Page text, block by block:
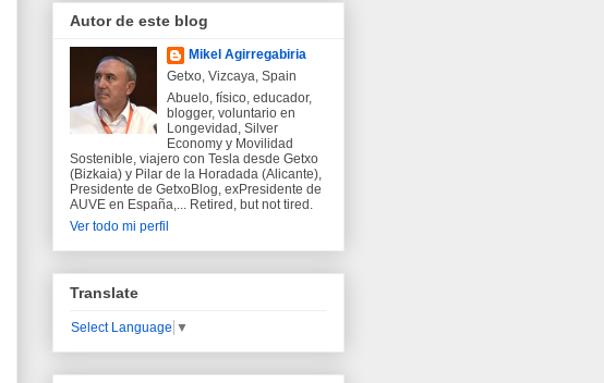
Autor de este blog
Mikel Agirregabiria
Getxo, Vizcaya, Spain
Abuelo, físico, educador,
blogger, voluntario en
Longevidad, Silver
Economy y Movilidad
Sostenible, viajero con Tesla desde Getxo
(Bizkaia) y Pilar de la Horadada (Alicante),
Presidente de GetxoBlog, exPresidente de
AUVE en España,... Retired, but not tired.
Ver todo mi perfil
Translate
Select Language ▼